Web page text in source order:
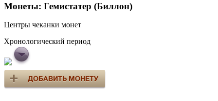
Монеты: Гемистатер (Биллон)
Центры чеканки монет
Хронологический период